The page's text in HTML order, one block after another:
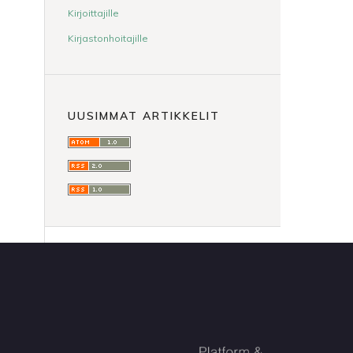
Kirjoittajille
Kirjastonhoitajille
UUSIMMAT ARTIKKELIT